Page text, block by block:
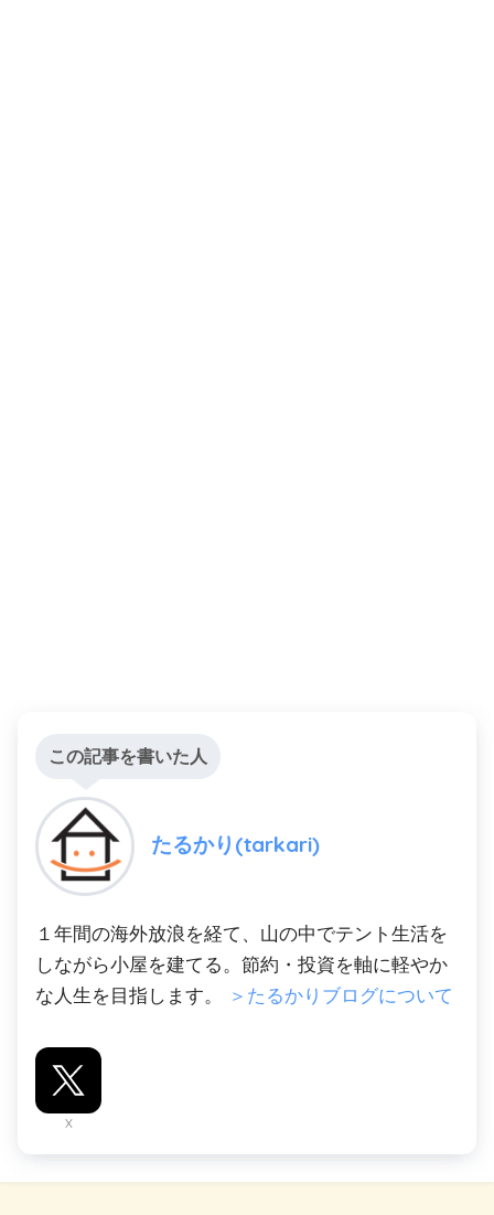
この記事を書いた人
たるかり(tarkari)
１年間の海外放浪を経て、山の中でテント生活を
しながら小屋を建てる。節約・投資を軸に軽やか
な人生を目指します。
＞たるかりブログについて
X